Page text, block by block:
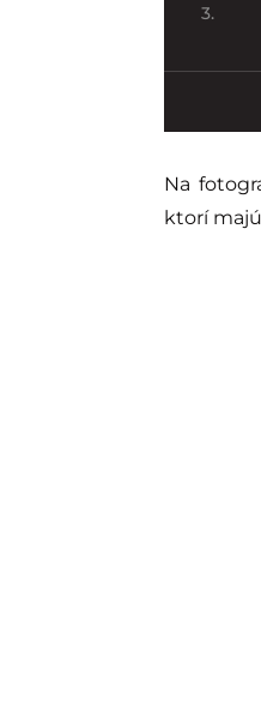
3.
Na
ktorí